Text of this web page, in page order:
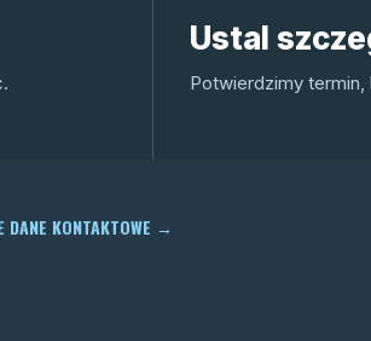
Ustal
Potwierdzimy
DANE KONTAKTOWE →